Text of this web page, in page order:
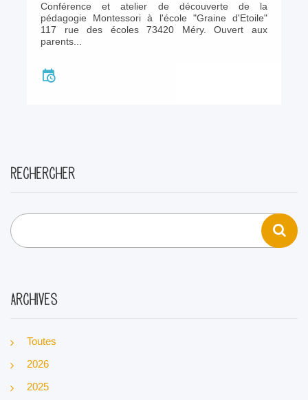
Conférence et atelier de découverte de la
pédagogie Montessori à l'école "Graine d'Etoile"
117 rue des écoles 73420 Méry. Ouvert aux
parents...
Rechercher
Archives
Toutes
2026
2025